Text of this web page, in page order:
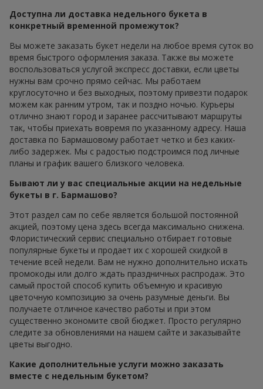
Доступна ли доставка недельного букета в
конкретный временной промежуток?
Вы можете заказать букет недели на любое время суток во
время быстрого оформления заказа. Также вы можете
воспользоваться услугой экспресс доставки, если цветы
нужны вам срочно прямо сейчас. Мы работаем
круглосуточно и без выходных, поэтому привезти подарок
можем как ранним утром, так и поздно ночью. Курьеры
отлично знают город и заранее рассчитывают маршруты
так, чтобы приехать вовремя по указанному адресу. Наша
доставка по Бармашовому работает четко и без каких-
либо задержек. Мы с радостью подстроимся под личные
планы и график вашего близкого человека.
Бывают ли у вас специальные акции на недельные
букеты в г. Бармашово?
Этот раздел сам по себе является большой постоянной
акцией, поэтому цена здесь всегда максимально снижена.
Флористический сервис специально отбирает готовые
популярные букеты и продает их с хорошей скидкой в
течение всей недели. Вам не нужно дополнительно искать
промокоды или долго ждать праздничных распродаж. Это
самый простой способ купить объемную и красивую
цветочную композицию за очень разумные деньги. Вы
получаете отличное качество работы и при этом
существенно экономите свой бюджет. Просто регулярно
следите за обновлениями на нашем сайте и заказывайте
цветы выгодно.
Какие дополнительные услуги можно заказать
вместе с недельным букетом?